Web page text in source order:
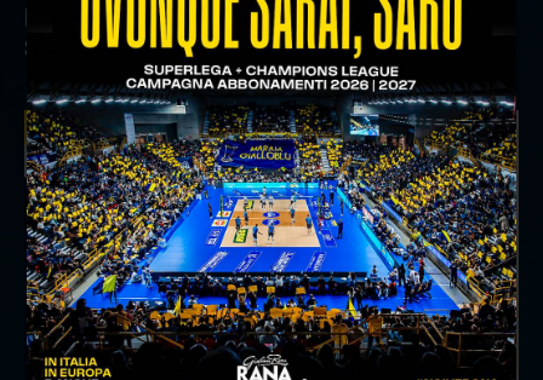
Il commento del ds Lami dopo Gara 4 delle
Semifinali Play Off
INTERVIEWS